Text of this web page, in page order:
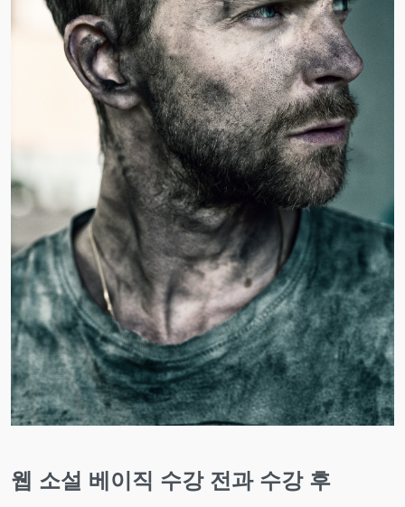
웹 소설 베이직 수강 전과 수강 후